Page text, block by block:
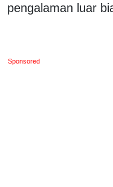
pengalaman luar
Sponsored